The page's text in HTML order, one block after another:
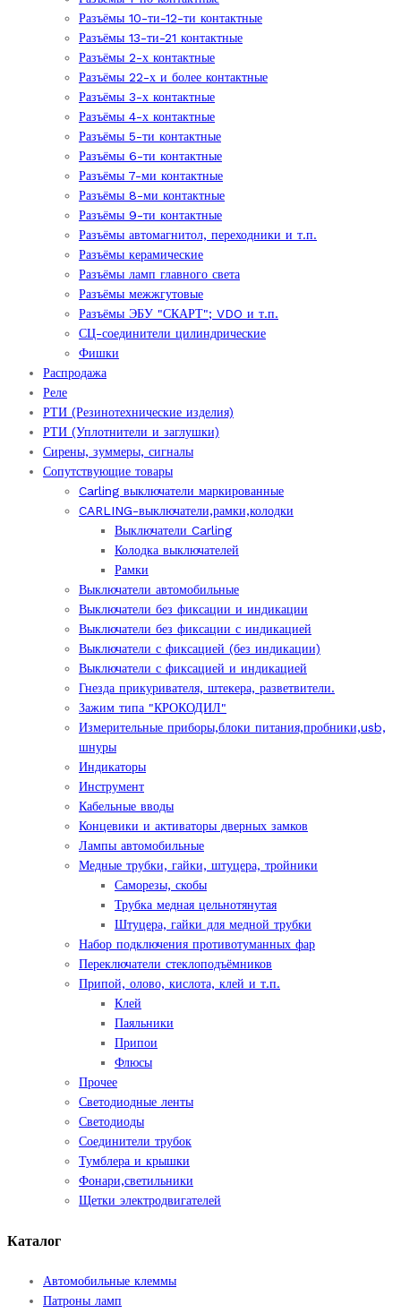
Разъёмы 10-ти-12-ти контактные
Разъёмы 13-ти-21 контактные
Разъёмы 2-х контактные
Разъёмы 22-х и более контактные
Разъёмы 3-х контактные
Разъёмы 4-х контактные
Разъёмы 5-ти контактные
Разъёмы 6-ти контактные
Разъёмы 7-ми контактные
Разъёмы 8-ми контактные
Разъёмы 9-ти контактные
Разъёмы автомагнитол, переходники и т.п.
Разъёмы керамические
Разъёмы ламп главного света
Разъёмы межжгутовые
Разъёмы ЭБУ "СКАРТ"; VDO и т.п.
СЦ-соединители цилиндрические
Фишки
Распродажа
Реле
РТИ (Резинотехнические изделия)
РТИ (Уплотнители и заглушки)
Сирены, зуммеры, сигналы
Сопутствующие товары
Carling выключатели маркированные
CARLING-выключатели,рамки,колодки
Выключатели Carling
Колодка выключателей
Рамки
Выключатели автомобильные
Выключатели без фиксации и индикации
Выключатели без фиксации с индикацией
Выключатели с фиксацией (без индикации)
Выключатели с фиксацией и индикацией
Гнезда прикуривателя, штекера, разветвители.
Зажим типа "КРОКОДИЛ"
Измерительные приборы,блоки питания,пробники,usb,
шнуры
Индикаторы
Инструмент
Кабельные вводы
Концевики и активаторы дверных замков
Лампы автомобильные
Медные трубки, гайки, штуцера, тройники
Саморезы, скобы
Трубка медная цельнотянутая
Штуцера, гайки для медной трубки
Набор подключения противотуманных фар
Переключатели стеклоподъёмников
Припой, олово, кислота, клей и т.п.
Клей
Паяльники
Припои
Флюсы
Прочее
Светодиодные ленты
Светодиоды
Соединители трубок
Тумблера и крышки
Фонари,светильники
Щетки электродвигателей
Каталог
Автомобильные клеммы
Патроны ламп